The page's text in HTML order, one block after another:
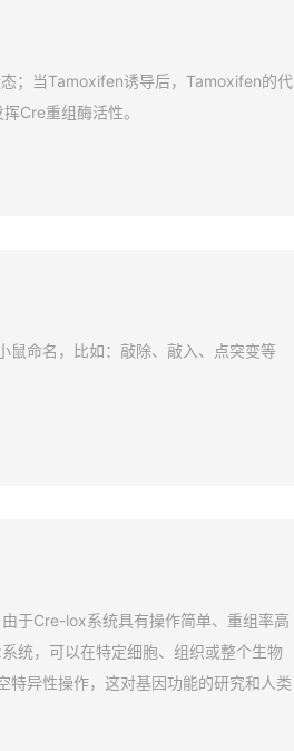
；当Tamoxifen诱导后，Tamoxifen的代
Cre重组酶活性。
鼠命名，比如：敲除、敲入、点突变等
于Cre-lox系统具有操作简单、重组率高
统，可以在特定细胞、组织或整个生物
特异性操作，这对基因功能的研究和人类